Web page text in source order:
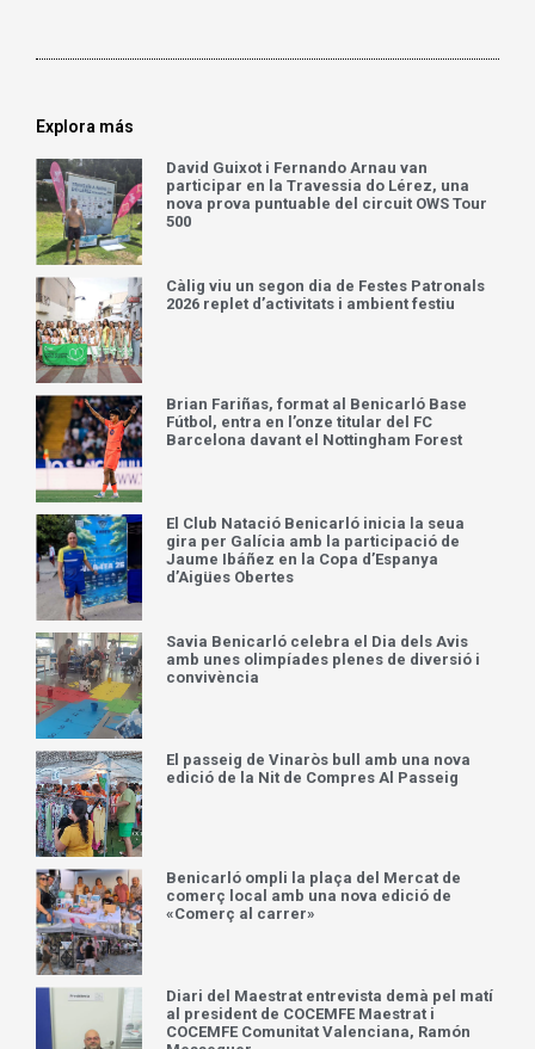
Explora más
David Guixot i Fernando Arnau van
participar en la Travessia do Lérez, una
nova prova puntuable del circuit OWS Tour
500
Càlig viu un segon dia de Festes Patronals
2026 replet d’activitats i ambient festiu
Brian Fariñas, format al Benicarló Base
Fútbol, entra en l’onze titular del FC
Barcelona davant el Nottingham Forest
El Club Natació Benicarló inicia la seua
gira per Galícia amb la participació de
Jaume Ibáñez en la Copa d’Espanya
d’Aigües Obertes
Savia Benicarló celebra el Dia dels Avis
amb unes olimpíades plenes de diversió i
convivència
El passeig de Vinaròs bull amb una nova
edició de la Nit de Compres Al Passeig
Benicarló ompli la plaça del Mercat de
comerç local amb una nova edició de
«Comerç al carrer»
Diari del Maestrat entrevista demà pel matí
al president de COCEMFE Maestrat i
COCEMFE Comunitat Valenciana, Ramón